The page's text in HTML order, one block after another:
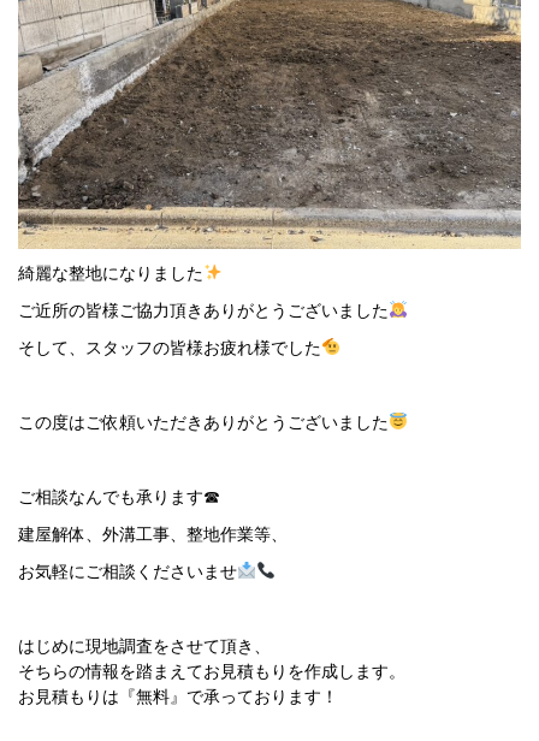
綺麗な整地になりました
ご近所の皆様ご協力頂きありがとうございました
そして、スタッフの皆様お疲れ様でした
この度はご依頼いただきありがとうございました
ご相談なんでも承ります☎︎
建屋解体、外溝工事、整地作業等、
お気軽にご相談くださいませ
はじめに現地調査をさせて頂き、
そちらの情報を踏まえてお見積もりを作成します。
お見積もりは『無料』で承っております！